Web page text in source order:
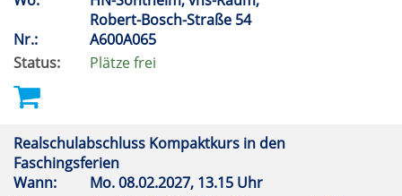
Robert-Bosch-Straße 54
Nr.:
A600A065
Status:
Plätze frei
Realschulabschluss Kompaktkurs in den
Faschingsferien
Wann:
Mo.08.02.2027, 13.15 Uhr